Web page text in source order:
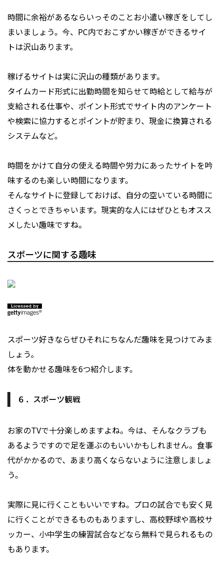
時間に余裕があるならいっそのことお小遣い稼ぎをしてし
まいましょう。今、PC内でおこずかい稼ぎができるサイ
トは沢山あります。
稼げるサイトは実に沢山の種類があります。
タイムカード形式に出勤時間を知らせて時給として給与が
支給される仕事や、ポイント形式でサイト内のアンケート
や検索に協力するとポイントが貯まり、現金に換算される
システムなど。
時間をかけて自分の使える時間や労力にあったサイトを吟
味するのも楽しい時間になります。
そんなサイトに登録しておけば、自分の空いている時間に
さくっとできちゃいます。現実的な人にはぜひともオスス
メしたい趣味ですね。
スポーツに関する趣味
スポーツ好きならぜひそれにちなんだ趣味を見つけてみま
しょう。
体を動かせる趣味を6つ紹介します。
６．スポーツ観戦
お家のTVで十分楽しめますよね。今は、そんなクラブも
あるようですので足を運ぶのもいいかもしれません。食事
代がかかるので、あまり高くならないように注意しましょ
う。
実際に見に行くこともいいですね。プロの試合でも安く見
に行くことができるものもありますし、高校野球や高校サ
ッカー、小中学生の練習試合などなら無料で見られるもの
もあります。